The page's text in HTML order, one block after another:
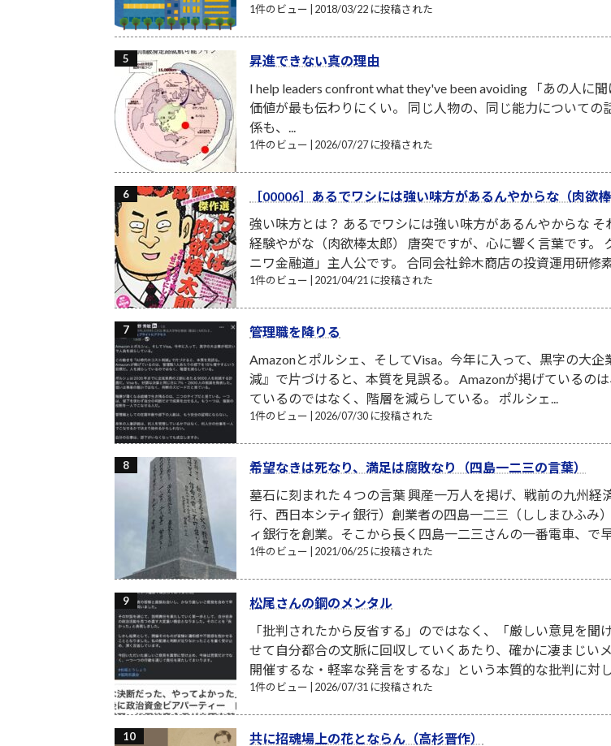
1件のビュー 2018/03/22 に投稿された
昇進できない真の理由
I help leaders confront what they've been avoiding 「あの人
価値が最も伝わりにくい。 同じ人物の、同じ能力について
係も、...
1件のビュー 2026/07/27 に投稿された
［00006］あるでワシには強い味方があるんやからな（肉欲棒
強い味方とは？ あるでワシには強い味方があるんやからな
経験やがな（肉欲棒太郎） 唐突ですが、心に響く言葉です
ニワ金融道」主人公です。 合同会社鈴木商店の投資運用研修素
1件のビュー 2021/04/21 に投稿された
管理職を降りる
Amazonとポルシェ、そしてVisa。今年に入って、黒字の大
減』で片づけると、本質を見誤る。 Amazonが掲げているの
ているのではなく、階層を減らしている。 ポルシェ...
1件のビュー 2026/07/30 に投稿された
希望なきは死なり、満足は腐敗なり（四島一二三の言葉）
墓石に刻まれた４つの言葉 興産一万人を掲げ、戦前の九州
行、西日本シティ銀行）創業者の四島一二三（ししまひふみ
ィ銀行を創業。そこから長く四島一二三さんの一番電車、で早
1件のビュー 2021/06/25 に投稿された
松尾さんの鋼のメンタル
「批判されたから反省する」のではなく、「厳しい意見を
せて自分都合の文脈に回収していくあたり、確かに凄まじい
開催するな・軽率な発言をするな」という本質的な批判に対し
1件のビュー 2026/07/31 に投稿された
共に招魂場上の花とならん（高杉晋作）